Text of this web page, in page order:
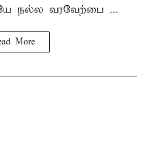
நல்ல வரவேற்பை ...
More